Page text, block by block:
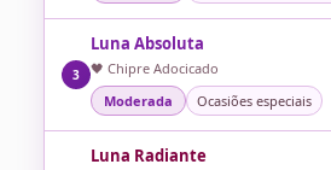
3
Luna Absoluta
🖤 Chipre Adocicado
Moderada
Ocasiões especiais
Luna Radiante